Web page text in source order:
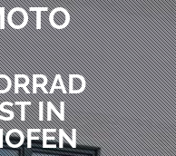
IN